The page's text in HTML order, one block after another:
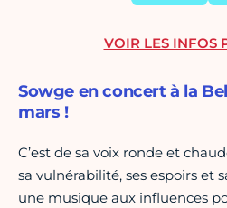
Sowge en concert à la
mars !
C’est de sa voix ronde et
sa vulnérabilité, ses espoirs et
une musique aux influences
VOIR LES INFOS